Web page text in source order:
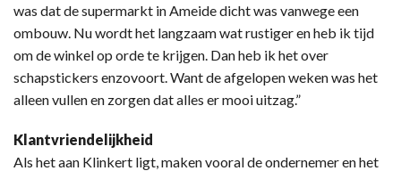
was dat de supermarkt in Ameide dicht was vanwege een
ombouw. Nu wordt het langzaam wat rustiger en heb ik tijd
om de winkel op orde te krijgen. Dan heb ik het over
schapstickers enzovoort. Want de afgelopen weken was het
alleen vullen en zorgen dat alles er mooi uitzag.”
Klantvriendelijkheid
Als het aan Klinkert ligt, maken vooral de ondernemer en het